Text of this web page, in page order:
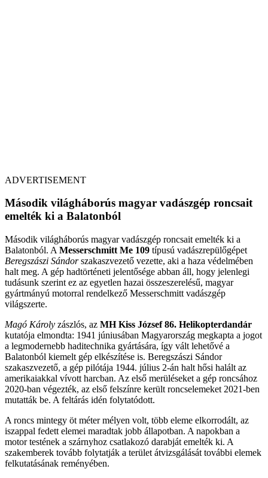
ADVERTISEMENT
Második világháborús magyar vadászgép roncsait
emelték ki a Balatonból
Második világháborús magyar vadászgép roncsait emelték ki a
Balatonból. A Messerschmitt Me 109 típusú vadászrepülőgépet
Beregszászi Sándorszakaszvezető vezette, aki a haza védelmében
halt meg. A gép hadtörténeti jelentősége abban áll, hogy jelenlegi
tudásunk szerint ez az egyetlen hazai összeszerelésű, magyar
gyártmányú motorral rendelkező Messerschmitt vadászgép
világszerte.
Magó Károly zászlós, az MH Kiss József 86. Helikopterdandár
kutatója elmondta: 1941 júniusában Magyarország megkapta a jogot
a legmodernebb haditechnika gyártására, így vált lehetővé a
Balatonból kiemelt gép elkészítése is. Beregszászi Sándor
szakaszvezető, a gép pilótája 1944. július 2-án halt hősi halált az
amerikaiakkal vívott harcban. Az első merüléseket a gép roncsához
2020-ban végezték, az első felszínre került roncselemeket 2021-ben
mutatták be. A feltárás idén folytatódott.
A roncs mintegy öt méter mélyen volt, több eleme elkorrodált, az
iszappal fedett elemei maradtak jobb állapotban. A napokban a
motor testének a szárnyhoz csatlakozó darabját emelték ki. A
szakemberek tovább folytatják a terület átvizsgálását további elemek
felkutatásának reményében.